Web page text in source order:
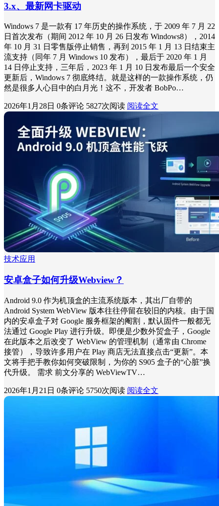
3.x、最新网卡驱动
Windows 7 是一款有 17 年历史的操作系统，于 2009 年 7 月 22
日首次发布（期间 2012 年 10 月 26 日发布 Windows8），2014
年 10 月 31 日零售版停止销售，再到 2015 年 1 月 13 日结束主
流支持（同年 7 月 Windows 10 发布），最后于 2020 年 1 月
14 日停止支持，三年后，2023 年 1 月 10 日发布最后一个安全
更新后，Windows 7 彻底终结。就是这样的一款操作系统，仍
然是很多人心目中的白月光！这不，开发者 BobPo…
2026年1月28日 0条评论 5827次阅读 阅读全文
技术应用
安卓盒子如何升级Webview？
Android 9.0 作为机顶盒的主流系统版本，其出厂自带的
Android System WebView 版本往往停留在较旧的内核。由于国
内的安卓盒子对 Google 服务框架的阉割，默认固件一般都无
法通过 Google Play 进行升级。即便是少数外贸盒子，Google
在此版本之后改变了 WebView 的管理机制（通常由 Chrome
接管），导致许多用户在 Play 商店无法直接点击“更新”。本
文将手把手教你如何突破限制，为你的 S905 盒子的“心脏”换
代升级。 需求 前文分享的 WebViewTV…
2026年1月21日 0条评论 5750次阅读 阅读全文